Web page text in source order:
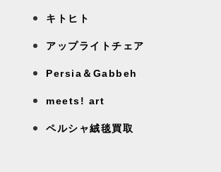
キトヒト
アップライトチェア
Persia＆Gabbeh
meets! art
ペルシャ絨毯買取